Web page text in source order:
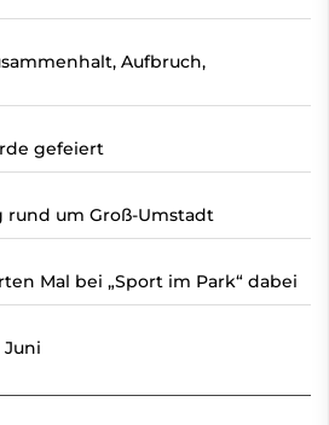
Aufbruch,
gefeiert
um Groß-Umstadt
Mal bei „Sport im Park“ dabei